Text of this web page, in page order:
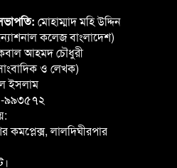
মোহাম্মাদ মহি উদ্দিন
কলেজ বাংলাদেশ)
আহমদ চৌধুরী
ও লেখক)
ইসলাম
৯৯৩৫৭২
লালদিঘীরপার